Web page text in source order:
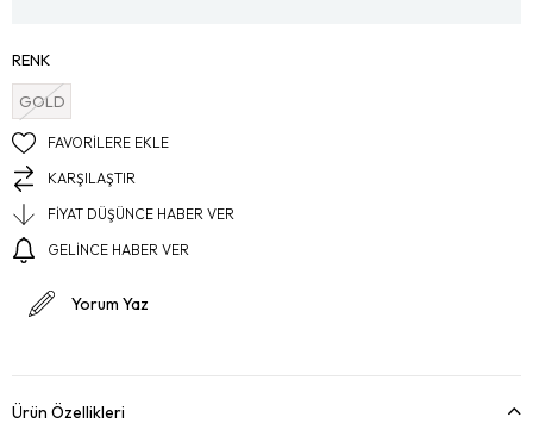
RENK
GOLD
FAVORILERE EKLE
KARŞILAŞTIR
FIYAT DÜŞÜNCE HABER VER
GELINCE HABER VER
Yorum Yaz
Ürün Özellikleri